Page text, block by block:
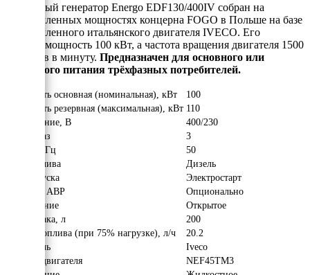
Дизельный генератор Energo EDF130/400IV собран на
промышленных мощностях концерна FOGO в Польше на базе
промышленного итальянского двигателя IVECO. Его
рабочая мощность 100 кВт, а частота вращения двигателя 1500
оборотов в минуту. Предназначен для основного или
резервного питания трёхфазных потребителей.
Мощность основная (номинальная), кВт
100
Мощность резервная (максимальная), кВт 110
Напряжение, В
400/230
Число фаз
3
Частота, Гц
50
Вид топлива
Дизель
Тип запуска
Электростарт
Наличие АВР
Опционально
Исполнение
Открытое
Объём бака, л
200
Расход топлива (при 75% нагрузке), л/ч
20.2
Двигатель
Iveco
Модель двигателя
NEF45ТM3